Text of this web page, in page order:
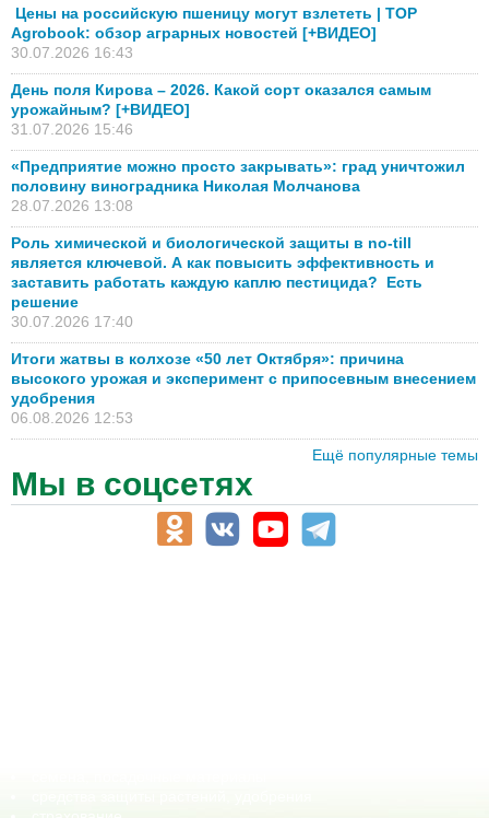
Цены на российскую пшеницу могут взлететь | TOP
Agrobook: обзор аграрных новостей [+ВИДЕО]
30.07.2026 16:43
День поля Кирова – 2026. Какой сорт оказался самым
урожайным? [+ВИДЕО]
31.07.2026 15:46
«Предприятие можно просто закрывать»: град уничтожил
половину виноградника Николая Молчанова
28.07.2026 13:08
Роль химической и биологической защиты в no-till
является ключевой. А как повысить эффективность и
заставить работать каждую каплю пестицида? Есть
решение
30.07.2026 17:40
Итоги жатвы в колхозе «50 лет Октября»: причина
высокого урожая и эксперимент с припосевным внесением
удобрения
06.08.2026 12:53
Ещё популярные темы
Мы в соцсетях